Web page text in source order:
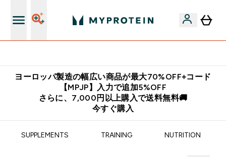
ヨーロッパ製造の幅広い商品が最大70%OFF+コード
【MPJP】入力で追加5%OFF
さらに、7,000円以上購入で送料無料🚚
今すぐ購入
SUPPLEMENTS TRAINING NUTRITION